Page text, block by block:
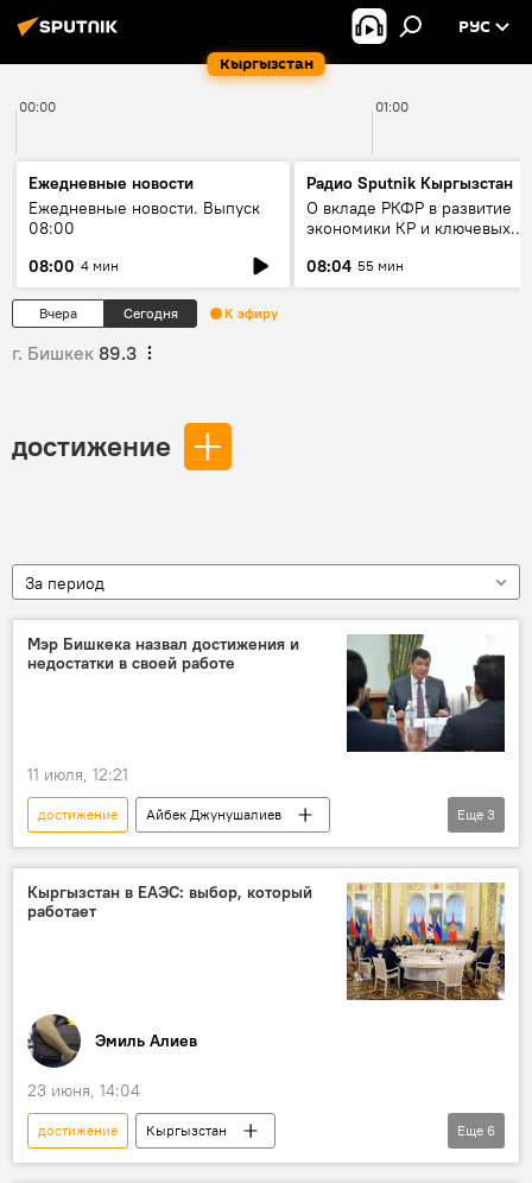
Кыргызстан
РУС
00:00 01:00
Ежедневные новости
Ежедневные новости. Выпуск
08:00
08:00 4 мин
Радио Sputnik Кыргызстан
О вкладе РКФР в развитие
экономики КР и ключевых
08:04 55 мин
Вчера Сегодня К эфиру
г. Бишкек 89.3
достижение
За период
Мэр Бишкека назвал достижения и
недостатки в своей работе
11 июля, 12:21
достижение
Айбек Джунушалиев
Мэрия города Бишкек
недостатки
Бишкек
Еще 3
Кыргызстан в ЕАЭС: выбор, который
работает
Эмиль Алиев
23 июня, 14:04
достижение
Кыргызстан
Кыргызстан в ЕАЭС
ЕАЭС
успех
Еще 6